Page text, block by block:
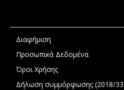
Διαφήμιση
Προσωπικά Δεδομένα
Όροι Χρήσης
Δήλωση συμμόρφωσης (2018/